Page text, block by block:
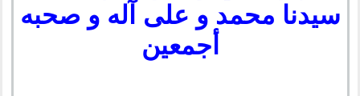
سيدنا محمد و على آله و صحبه
أجمعين